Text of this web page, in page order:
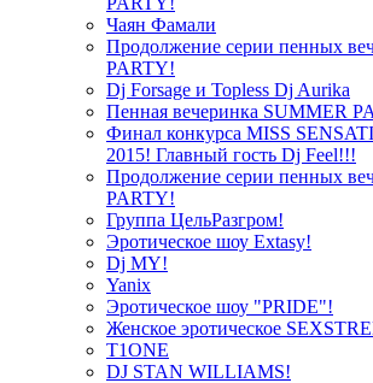
Чаян Фамали
Продолжение серии пенных
PARTY!
Dj Forsage и Topless Dj Aurika
Пенная вечеринка SUMMER
Финал конкурса MISS
2015! Главный гость Dj Feel!!!
Продолжение серии пенных
PARTY!
Группа ЦельРазгром!
Эротическое шоу Extasy!
Dj MY!
Yanix
Эротическое шоу "PRIDE"!
Женское эротическое
T1ONE
DJ STAN WILLIAMS!